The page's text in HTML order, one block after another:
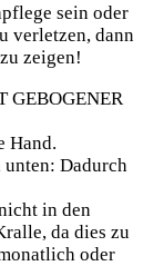
sein oder
verletzen, dann
zeigen!
GEBOGENER
Hand.
unten: Dadurch
in den
da dies zu
oder